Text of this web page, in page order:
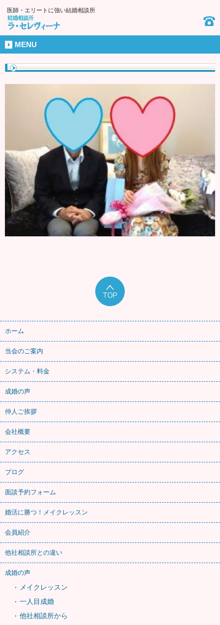
医師・エリートに強い結婚相談所
MENU
ホーム
当会のご案内
システム・料金
成婚の声
仲人ご挨拶
会社概要
アクセス
ブログ
面談予約フォーム
婚活に勝つ！メイクレッスン
会員紹介
他社相談所との違い
成婚の声
メイクレッスン
一人目成婚
他社相談所から